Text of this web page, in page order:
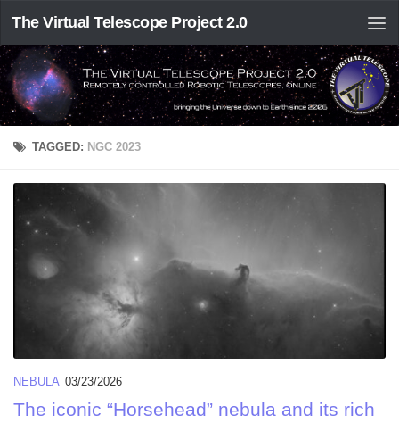
The Virtual Telescope Project 2.0
TAGGED: NGC 2023
NEBULA 03/23/2026
The iconic “Horsehead” nebula and its rich